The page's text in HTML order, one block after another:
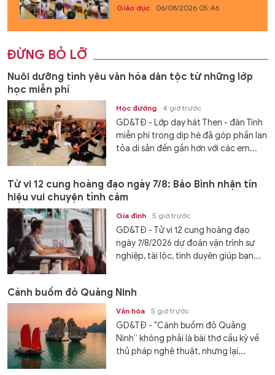
Giáo dục 06/08/2026 05:46
ĐỪNG BỎ LỠ
Nuôi dưỡng tình yêu văn hóa dân tộc từ những lớp
học miễn phí
Học đường 4 giờ trước
GD&TĐ - Lớp dạy hát Then - đàn Tính
miễn phí trong dịp hè đã góp phần lan
tỏa di sản đến gần hơn với các em...
Tử vi 12 cung hoàng đạo ngày 7/8: Bảo Bình nhận tín
hiệu vui chuyện tình cảm
Gia đình 5 giờ trước
GD&TĐ - Tử vi 12 cung hoàng đạo
ngày 7/8/2026 dự đoán vận trình sự
nghiệp, tài lộc, tình duyên giúp bạn...
Cánh buồm đỏ Quảng Ninh
Văn hóa 5 giờ trước
GD&TĐ - "Cánh buồm đỏ Quảng
Ninh” không phải là bài thơ cầu kỳ về
thủ pháp nghệ thuật, nhưng lại...